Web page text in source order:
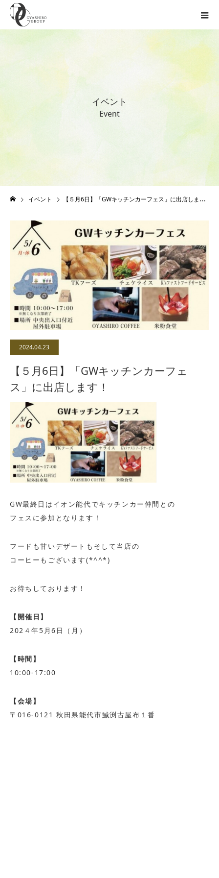
イベン ト
Event
イベント 【５月6日】「GWキッチンカーフェス」に出店します！
2024.04.23
【５月6日】「GWキッチンカーフェ
ス」に出店します！
GW最終日はイオン能代でキッチンカー仲間との
フェスに参加となります！
フードも甘いデザートもそして当店の
コーヒーもございます(*^^*)
お待ちしております！
【開催日】
202４年5月6日（月）
【時間】
10:00-17:00
【会場】
〒016-0121 秋田県能代市鰄渕古屋布１番